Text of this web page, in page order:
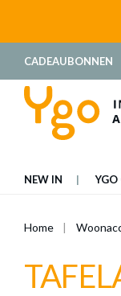
CADEAUBONNEN
NEW IN
Home